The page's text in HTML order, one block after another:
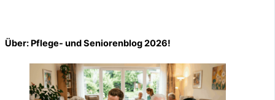
Über: Pflege- und Seniorenblog 2026!